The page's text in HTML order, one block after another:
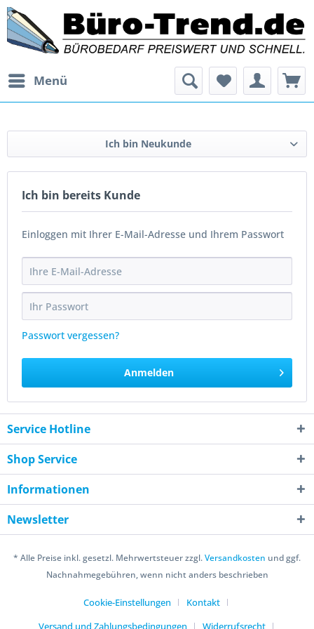
Menü
Ich bin Neukunde
Ich bin bereits Kunde
Einloggen mit Ihrer E-Mail-Adresse und Ihrem Passwort
Passwort vergessen?
Anmelden
Service Hotline
Shop Service
Informationen
Newsletter
* Alle Preise inkl. gesetzl. Mehrwertsteuer zzgl.Versandkosten und ggf.
Nachnahmegebühren, wenn nicht anders beschrieben
Cookie-Einstellungen
Kontakt
Versand und Zahlungsbedingungen
Widerrufsrecht